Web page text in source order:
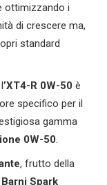
ottimizzando i
di crescere ma,
standard
’XT4-R 0W-50 è
specifico per il
gamma
0W-50.
, frutto della
Barni Spark